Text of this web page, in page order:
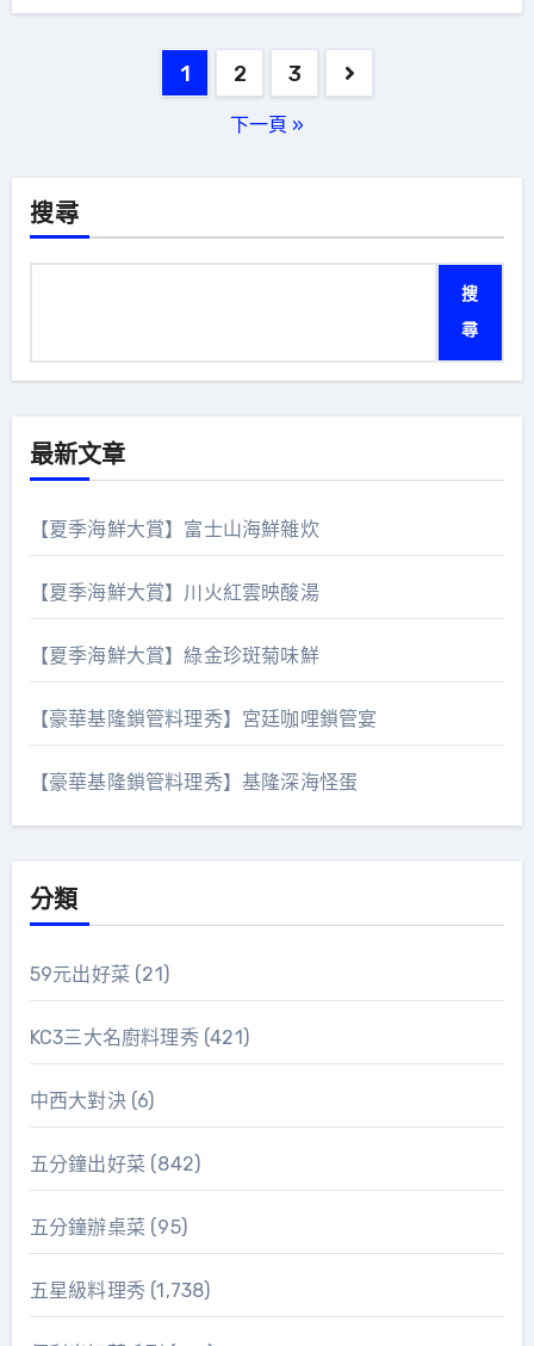
頁
1 2 3
下一頁 »
搜尋
搜
尋
最新文章
【夏季海鮮大賞】富士山海鮮雜炊
【夏季海鮮大賞】川火紅雲映酸湯
【夏季海鮮大賞】綠金珍斑菊味鮮
【豪華基隆鎖管料理秀】宮廷咖哩鎖管宴
【豪華基隆鎖管料理秀】基隆深海怪蛋
分類
59元出好菜 (21)
KC3三大名廚料理秀(421)
中西大對決(6)
五分鐘出好菜 (842)
五分鐘辦桌菜 (95)
五星級料理秀(1,738)